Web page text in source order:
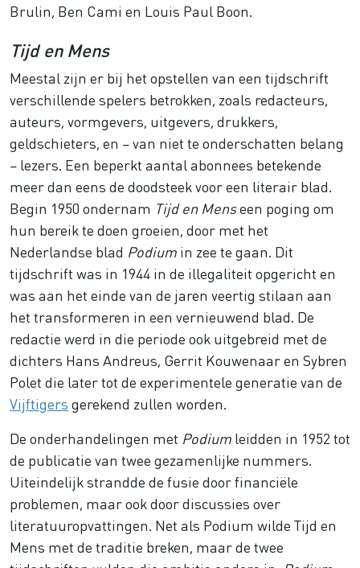
Brulin, Ben Cami en Louis Paul Boon.
Tijd en Mens
Meestal zijn er bij het opstellen van een tijdschrift
verschillende spelers betrokken, zoals redacteurs,
auteurs, vormgevers, uitgevers, drukkers,
geldschieters, en – van niet te onderschatten belang
– lezers. Een beperkt aantal abonnees betekende
meer dan eens de doodsteek voor een literair blad.
Begin 1950 ondernam Tijd en Menseen poging om
hun bereik te doen groeien, door met het
Nederlandse blad Podium in zee te gaan. Dit
tijdschrift was in 1944 in de illegaliteit opgericht en
was aan het einde van de jaren veertig stilaan aan
het transformeren in een vernieuwend blad. De
redactie werd in die periode ook uitgebreid met de
dichters Hans Andreus, Gerrit Kouwenaar en Sybren
Polet die later tot de experimentele generatie van de
Vijftigers gerekend zullen worden.
De onderhandelingen met Podium leidden in 1952 tot
de publicatie van twee gezamenlijke nummers.
Uiteindelijk strandde de fusie door financiële
problemen, maar ook door discussies over
literatuuropvattingen. Net als Podium wilde Tijd en
Mens met de traditie breken, maar de twee